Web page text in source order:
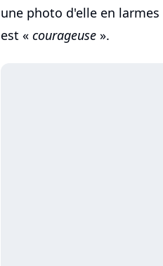
une photo d'elle en
est « courageuse ».